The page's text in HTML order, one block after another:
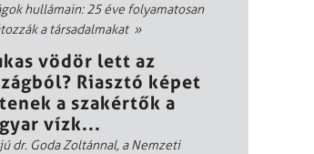
hullámain: 25 éve folyamatosan
a társadalmakat »
vödör lett az
Riasztó képet
a szakértők a
vízk...
dr. Goda Zoltánnal, a Nemzeti